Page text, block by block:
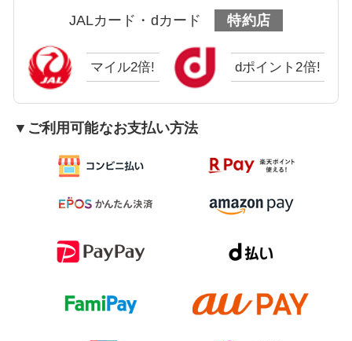
JALカード・dカード 特約店
マイル2倍! dポイント2倍!
▼ご利用可能なお支払い方法